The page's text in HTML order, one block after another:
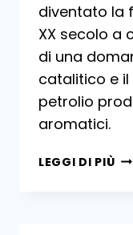
diventato la
XX secolo a
di una
catalitico e
petrolio
aromatici.
LEGGI DI PIÙ